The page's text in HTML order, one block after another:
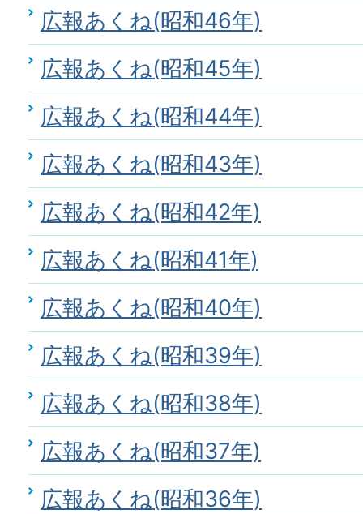
広報あくね(昭和46年)
広報あくね(昭和45年)
広報あくね(昭和44年)
広報あくね(昭和43年)
広報あくね(昭和42年)
広報あくね(昭和41年)
広報あくね(昭和40年)
広報あくね(昭和39年)
広報あくね(昭和38年)
広報あくね(昭和37年)
広報あくね(昭和36年)